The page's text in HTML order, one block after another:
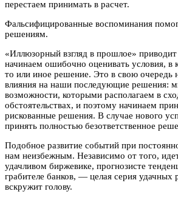
перестаем принимать в расчет.
Фальсифицированные воспоминания
решениям.
«Иллюзорный взгляд в прошлое»
начинаем ошибочно оценивать условия, в
то или иное решение. Это в свою очередь
влияния на наши последующие решения:
возможности, которыми располагаем в
обстоятельствах, и поэтому начинаем
рискованные решения. В случае нового
принять полностью безответственное
Подобное развитие событий при
нам неизбежным. Независимо от того,
удачливом биржевике, прогнозисте
грабителе банков, — целая серия
вскружит голову.